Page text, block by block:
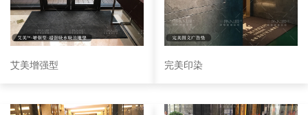
艾美增强型 完美印染